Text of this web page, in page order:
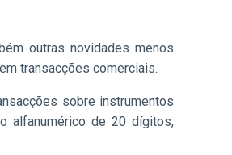
outras novidades menos
transacções comerciais.
sobre instrumentos
alfanumérico de 20 dígitos,